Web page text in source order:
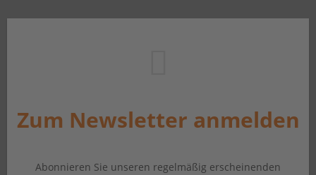
Zum Newsletter anmelden
Abonnieren Sie unseren regelmäßig erscheinenden